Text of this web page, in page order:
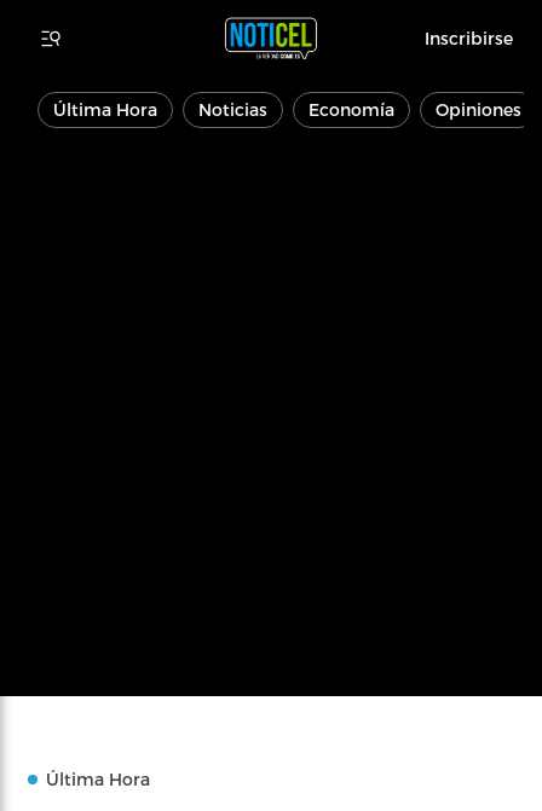
Inscribirse
Última Hora Noticias Economía Opiniones
Última Hora